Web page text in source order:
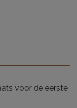
voor de eerste